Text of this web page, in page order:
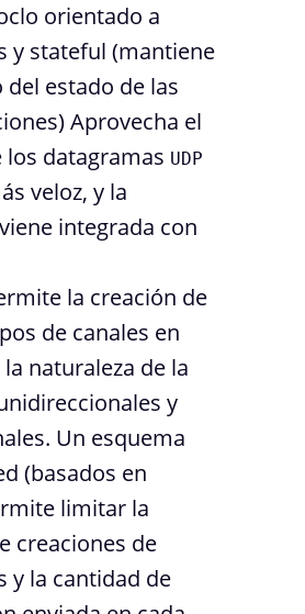
orientado a
y stateful (mantiene
estado de las
Aprovecha el
datagramas UDP
veloz, y la
integrada con
la creación de
de canales en
naturaleza de la
y
Un esquema
(basados en
limitar la
creaciones de
y la cantidad de